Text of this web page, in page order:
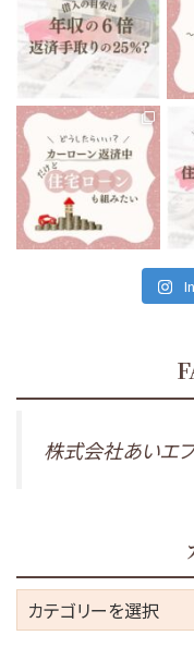
いくらまでなら住宅ローン
を組んでも大丈夫です...
12月 6
前
tomoe_kikuchi_lifeplan
私たちが住んでいる、会津
若松市は
車がないと生活出来ない
と言っても...
11月 29
が
株式会社あいエ
カ
テ